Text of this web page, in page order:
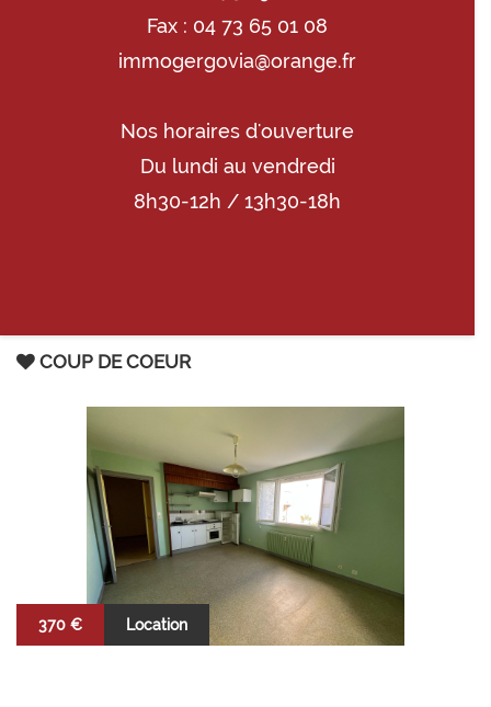
Fax : 04 73 65 01 08
immogergovia@orange.fr
Nos horaires d'ouverture
Du lundi au vendredi
8h30-12h / 13h30-18h
COUP DE COEUR
370 € Location